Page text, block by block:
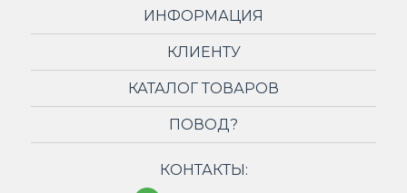
ИНФОРМАЦИЯ
КЛИЕНТУ
КАТАЛОГ ТОВАРОВ
ПОВОД?
КОНТАКТЫ: